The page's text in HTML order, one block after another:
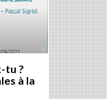
tu ?
à la